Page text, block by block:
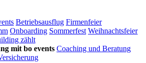
Betriebsausflug Firmenfeier
Onboarding Sommerfest Weihnachtsfeier
zählt
mit bo events Coaching und Beratung